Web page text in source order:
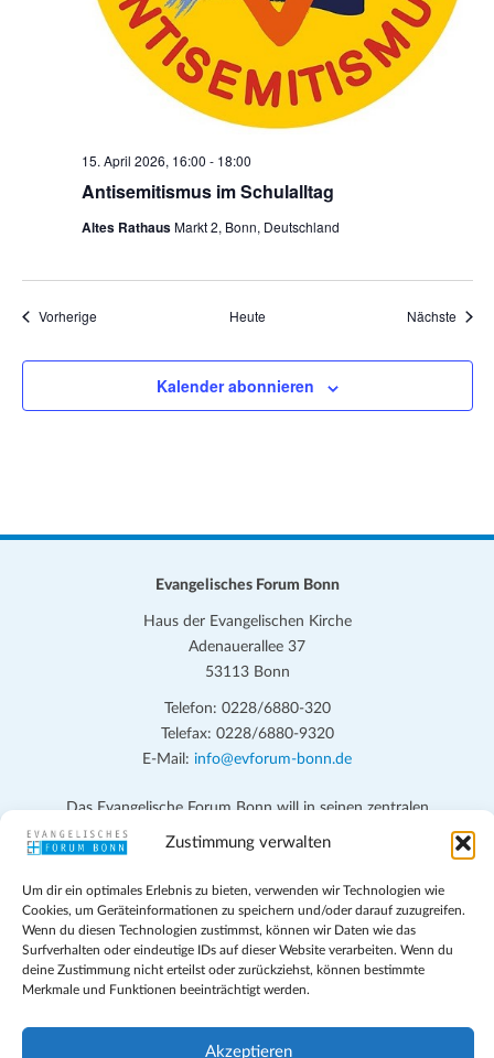
Zustimmung verwalten
Um dir ein optimales Erlebnis zu bieten, verwenden wir Technologien wie
Cookies, um Geräteinformationen zu speichern und/oder darauf zuzugreifen.
Wenn du diesen Technologien zustimmst, können wir Daten wie das
Surfverhalten oder eindeutige IDs auf dieser Website verarbeiten. Wenn du
deine Zustimmung nicht erteilst oder zurückziehst, können bestimmte
Merkmale und Funktionen beeinträchtigt werden.
Akzeptieren
Antisemitismus im Schulalltag
15. April 2026, 16:00 - 18:00
Altes RathausMarkt 2, Bonn, Deutschland
VorherigeVeranstaltungen Heute Nächste
Kalender abonnieren
Evangelisches Forum Bonn
Haus der Evangelischen Kirche
Adenauerallee 37
53113 Bonn
Telefon: 0228/6880-320
Telefax: 0228/6880-9320
E-Mail: info@evforum-bonn.de
Das Evangelische Forum Bonn will in seinen zentralen
Veranstaltungen und den Angeboten vor Ort auf Grundfragen des
persönlichen, beruflichen, kirchlichen und öffentlichen Lebens
eingehen, zu offener Begegnung und ehrlicher Auseinandersetzung
anregen und mithelfen, aus der Verheißung des Evangeliums heraus
im individuellen und gesellschaftlichen Leben verantwortlich zu
denken, zu reden und zu handeln.